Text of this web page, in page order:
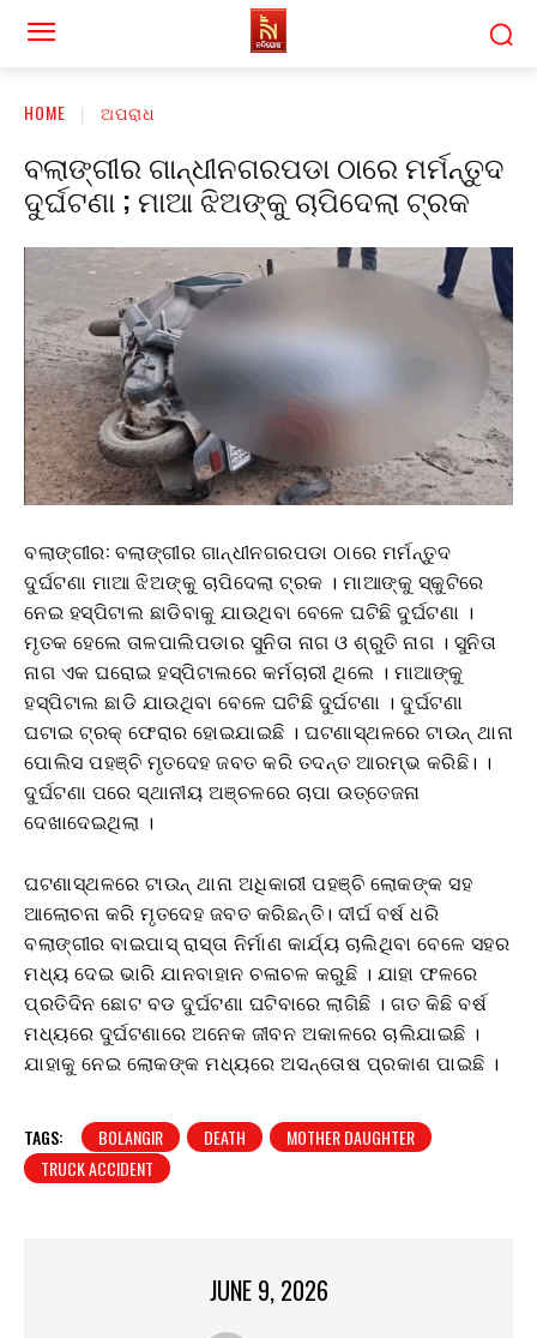
HOME ଅପରାଧ
ବଲାଙ୍ଗୀର ଗାନ୍ଧୀନଗରପଡା ଠାରେ ମର୍ମନ୍ତୁଦ
ଦୁର୍ଘଟଣା ; ମାଆ ଝିଅଙ୍କୁ ଚାପିଦେଲା ଟ୍ରକ
ବଲାଙ୍ଗୀର: ବଲାଙ୍ଗୀର ଗାନ୍ଧୀନଗରପଡା ଠାରେ ମର୍ମନ୍ତୁଦ
ଦୁର୍ଘଟଣା ମାଆ ଝିଅଙ୍କୁ ଚାପିଦେଲା ଟ୍ରକ । ମାଆଙ୍କୁ ସ୍କୁଟିରେ
ନେଇ ହସ୍ପିଟାଲ ଛାଡିବାକୁ ଯାଉଥିବା ବେଳେ ଘଟିଛି ଦୁର୍ଘଟଣା ।
ମୃତକ ହେଲେ ତାଳପାଲିପଡାର ସୁନିତା ନାଗ ଓ ଶ୍ରୁତି ନାଗ । ସୁନିତା
ନାଗ ଏକ ଘରୋଇ ହସ୍ପିଟାଲରେ କର୍ମଚାରୀ ଥିଲେ । ମାଆଙ୍କୁ
ହସ୍ପିଟାଲ ଛାଡି ଯାଉଥିବା ବେଳେ ଘଟିଛି ଦୁର୍ଘଟଣା । ଦୁର୍ଘଟଣା
ଘଟାଇ ଟ୍ରକ୍ ଫେରାର ହୋଇଯାଇଛି । ଘଟଣାସ୍ଥଳରେ ଟାଉନ୍ ଥାନା
ପୋଲିସ ପହଞ୍ଚି ମୃତଦେହ ଜବତ କରି ତଦନ୍ତ ଆରମ୍ଭ କରିଛି। ।
ଦୁର୍ଘଟଣା ପରେ ସ୍ଥାନୀୟ ଅଞ୍ଚଳରେ ଚାପା ଉତ୍ତେଜନା
ଦେଖାଦେଇଥିଲା ।
ଘଟଣାସ୍ଥଳରେ ଟାଉନ୍ ଥାନା ଅଧିକାରୀ ପହଞ୍ଚି ଲୋକଙ୍କ ସହ
ଆଲୋଚନା କରି ମୃତଦେହ ଜବତ କରିଛନ୍ତି। ଦୀର୍ଘ ବର୍ଷ ଧରି
ବଲାଙ୍ଗୀର ବାଇପାସ୍ ରାସ୍ତା ନିର୍ମାଣ କାର୍ଯ୍ୟ ଚାଲିଥିବା ବେଳେ ସହର
ମଧ୍ୟ ଦେଇ ଭାରି ଯାନବାହାନ ଚଳାଚଳ କରୁଛି । ଯାହା ଫଳରେ
ପ୍ରତିଦିନ ଛୋଟ ବଡ ଦୁର୍ଘଟଣା ଘଟିବାରେ ଲାଗିଛି । ଗତ କିଛି ବର୍ଷ
ମଧ୍ୟରେ ଦୁର୍ଘଟଣାରେ ଅନେକ ଜୀବନ ଅକାଳରେ ଚାଲିଯାଇଛି ।
ଯାହାକୁ ନେଇ ଲୋକଙ୍କ ମଧ୍ୟରେ ଅସନ୍ତୋଷ ପ୍ରକାଶ ପାଇଛି ।
TAGS: BOLANGIR DEATH
MOTHER DAUGHTER
TRUCK ACCIDENT
JUNE 9, 2026